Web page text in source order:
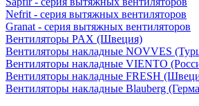
Nefrit - серия вытяжных вентиляторов
Granat - серия вытяжных вентиляторов
Вентиляторы PAX (Швеция)
Вентиляторы накладные NOVVES
Вентиляторы накладные VIENTO
Вентиляторы накладные FRESH
Вентиляторы накладные Blauberg